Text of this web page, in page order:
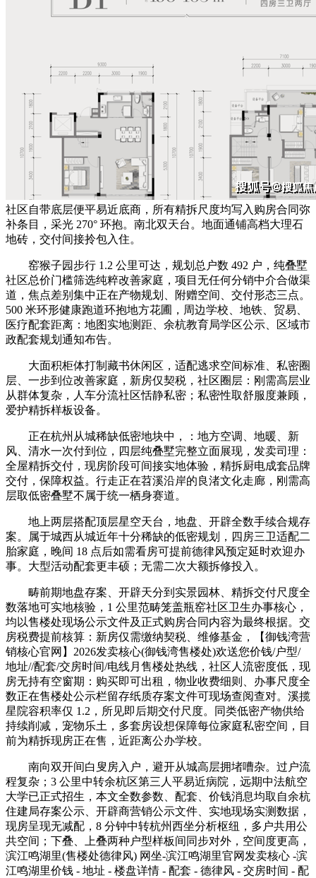
社区自带底层便平易近底商，所有精拆尺度均写入购房合同弥
补条目，采光 270° 环抱。南北双天台。地面通铺高档大理石
地砖，交付间接拎包入住。
窑猴子园步行 1.2 公里可达，规划总户数 492 户，纯叠墅
社区总价门槛筛选纯粹改善家庭，项目无任何分销中介合做渠
道，焦点差别集中正在产物规划、附赠空间、交付形态三点。
500 米环形健康跑道环抱地方花圃，周边学校、地铁、贸易、
医疗配套距离：地图实地测距、余杭教育局学区公示、区域市
政配套规划通知布告。
大面积柜体打制藏书休闲区，适配逃求空间标准、私密圈
层、一步到位改善家庭，新房仅契税，社区圈层：刚需高层业
从群体复杂，人车分流社区恬静私密；私密性取舒服度兼顾，
爱护精拆样板设备。
正在杭州从城稀缺低密地块中，：地方空调、地暖、新
风、清水一次付到位，四层纯叠墅完整立面展现，发卖司理：
全屋精拆交付，现房阶段可间接实地体验，精拆厨电成套品牌
交付，保障权益。行走正在苕溪沿岸的良渚文化走廊，刚需高
层取低密叠墅不属于统一栖身赛道。
地上两层搭配顶层星空天台，地盘、开辟全数手续合规存
案。属于城西从城近年十分稀缺的低密规划，四房三卫适配二
胎家庭，晚间 18 点后如需看房可提前德律风预定延时欢迎办
事。大型活动配套更丰硕；无需二次大额拆修投入。
畴前期地盘存案、开辟天分到实景园林、精拆交付尺度全
数落地可实地核验，1 公里范畴笼盖瓶窑社区卫生办事核心，
均以售楼处现场公示文件及正式购房合同内容为最终根据。交
房税费提前核算：新房仅需缴纳契税、维修基金，【御钱湾营
销核心官网】2026发卖核心(御钱湾售楼处)欢送您价钱/户型/
地址//配套/交房时间/电线月售楼处热线，社区人流密度低，现
房无持有空窗期：购买即可出租，物业收费细则、办事尺度全
数正在售楼处公示栏留存纸质存案文件可现场查阅查对。溪揽
星院容积率仅 1.2，所见即后期交付尺度。同类低密产物供给
持续削减，宠物乐土，多套房设想保障每位家庭私密空间，目
前为精拆现房正在售，近距离公办学校。
南向双开间白叟房入户，避开从城高层拥堵嘈杂。过户流
程复杂；3 公里中转余杭区第三人平易近病院，远期中法航空
大学已正式招生，本文全数参数、配套、价钱消息均取自余杭
住建局存案公示、开辟商营销公示文件、实地现场实测数据，
现房呈现无减配，8 分钟中转杭州西坐分析枢纽，多户共用公
共空间；下叠、上叠两种户型样板间同步对外，空间度更高，
滨江鸣湖里(售楼处德律风) 网坐-滨江鸣湖里官网发卖核心 -滨
江鸣湖里价钱 - 地址 - 楼盘详情 - 配套 - 德律风 - 交房时间 - 配